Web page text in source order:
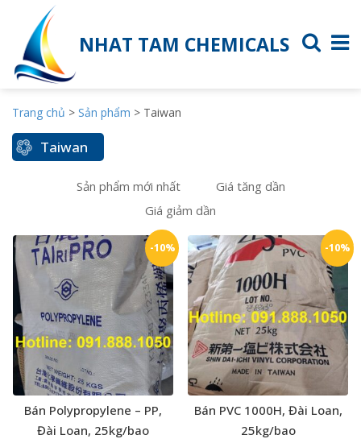
NHAT TAM CHEMICALS
Trang chủ > Sản phẩm > Taiwan
Taiwan
Sản phẩm mới nhất
Giá tăng dần
Giá giảm dần
-10%
Bán Polypropylene – PP,
Đài Loan, 25kg/bao
-10%
Bán PVC 1000H, Đài Loan,
25kg/bao